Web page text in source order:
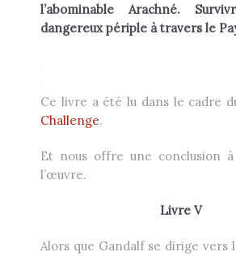
l’abominable Arachné.
dangereux périple à travers le
.
.
Ce livre a été lu dans le cadre
Challenge.
Et nous offre une conclusion
l’œuvre.
Livre V
Alors que Gandalf se dirige vers